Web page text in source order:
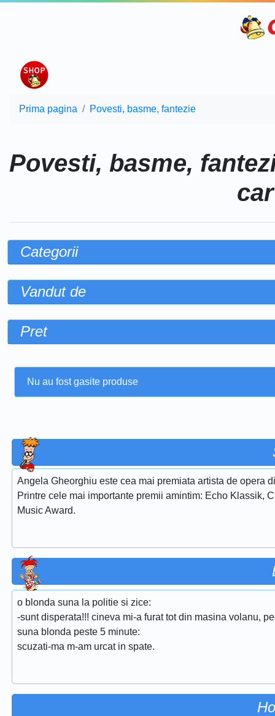
Prima pagina Povesti, basme, fantezie
Povesti, basme,
Categorii
Vandut de
Pret
Nu au fost gasite produse
Angela Gheorghiu este cea mai premiata artista de opera
Printre cele mai importante premii amintim: Echo Klassik,
Music Award.
o blonda suna la politie si zice:
-sunt disperata!!! cineva mi-a furat tot din masina volanu,
suna blonda peste 5 minute:
scuzati-ma m-am urcat in spate.